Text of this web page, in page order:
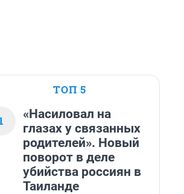
ТОП 5
«Насиловал на
глазах у связанных
родителей». Новый
поворот в деле
убийства россиян в
Таиланде